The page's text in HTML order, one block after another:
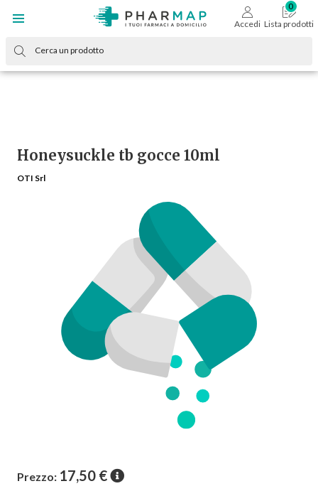
Accedi Lista prodotti
Honeysuckle tb gocce 10ml
OTI Srl
Prezzo: 17,50 €